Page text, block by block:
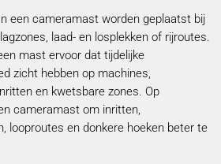
een cameramast worden geplaatst bij
laad- en losplekken of rijroutes.
mast ervoor dat tijdelijke
zicht hebben op machines,
en kwetsbare zones. Op
cameramast om inritten,
looproutes en donkere hoeken beter te